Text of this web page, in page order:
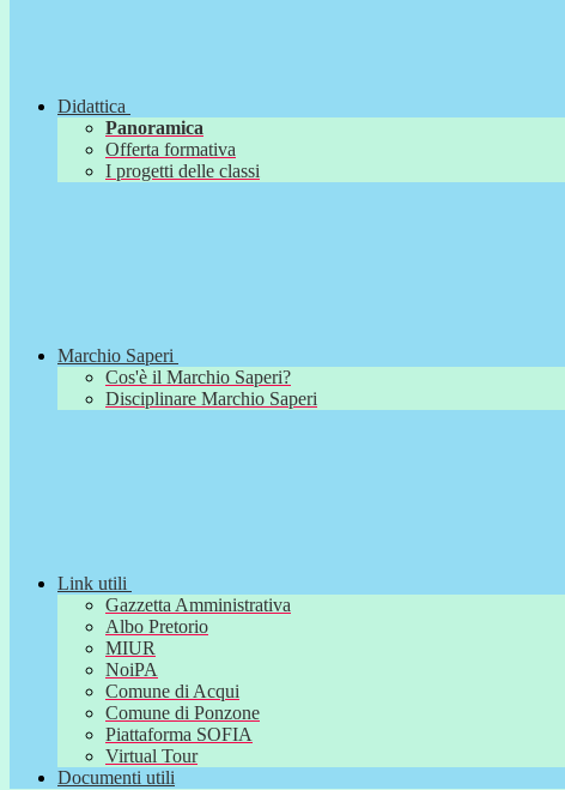
Didattica
Panoramica
Offerta formativa
I progetti delle classi
Marchio Saperi
Cos'è il Marchio Saperi?
Disciplinare Marchio Saperi
Link utili
Gazzetta Amministrativa
Albo Pretorio
MIUR
NoiPA
Comune di Acqui
Comune di Ponzone
Piattaforma SOFIA
Virtual Tour
Documenti utili